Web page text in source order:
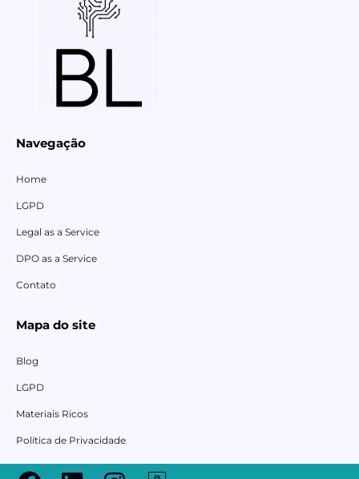
Navegação
Home
LGPD
Legal as a Service
DPO as a Service
Contato
Mapa do site
Blog
LGPD
Materiais Ricos
Política de Privacidade